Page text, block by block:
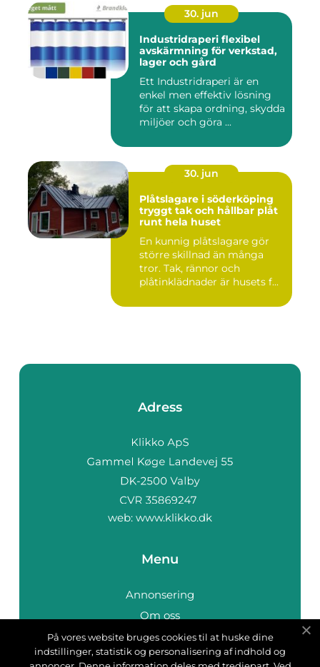
30. jun
Industridraperi flexibel
avskärmning för verkstad,
lager och gård
Ett Industridraperi är en
enkel men effektiv lösning
för att skapa ordning, skydda
miljöer och göra ...
30. jun
Plåtslagare i söderköping
tryggt tak och hållbar plåt
runt hela huset
En kunnig plåtslagare gör
större skillnad än många
tror. Tak, rännor och
plåtinklädnader är husets f...
Adress
web: www.klikko.dk
Menu
Annonsering
Om oss
Cookies
Kontakta oss
På vores website bruges cookies til at huske dine
indstillinger, statistik og personalisering af indhold og